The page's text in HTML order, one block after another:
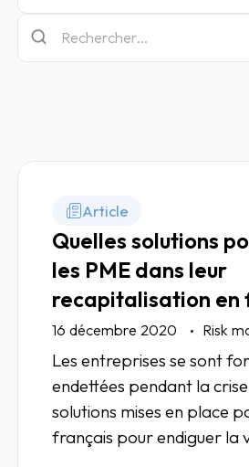
Article
Quelles solutions
les PME dans leur
recapitalisation en
propre ?
16 décembre 2020 Risk
Les entreprises se sont
endettées pendant la
solutions mises en place
français pour endiguer la